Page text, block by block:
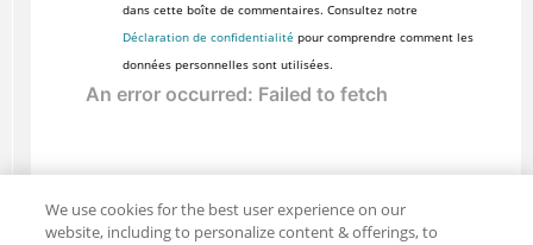
dans cette boîte de commentaires. Consultez notre
Déclaration de confidentialité pour comprendre comment les
données personnelles sont utilisées.
We use cookies for the best user experience on our
website, including to personalize content & offerings, to